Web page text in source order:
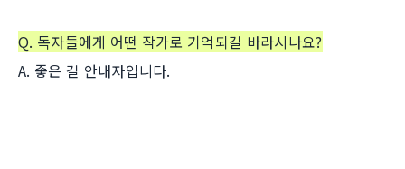
Q. 독자들에게 어떤 작가로 기억되길 바라시나요?
A. 좋은 길 안내자입니다.